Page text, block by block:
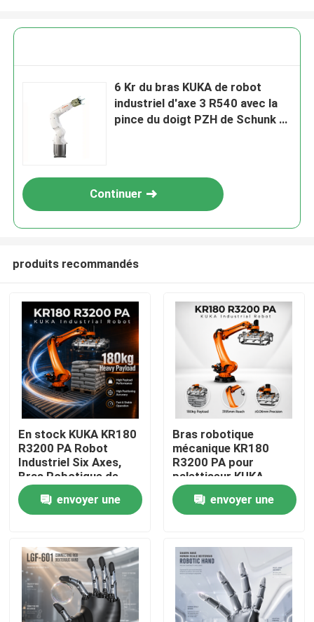
Produits
Vidéos
6 Kr du bras KUKA de robot
industriel d'axe 3 R540 avec la
pince du doigt PZH de Schunk 3
Continuer
produits recommandés
En stock KUKA KR180
R3200 PA Robot
Industriel Six Axes,
Bras Robotique de
Palettisation et
Manutention avec une
Portée de 3195mm
envoyer une
Bras robotique
mécanique KR180
R3200 PA pour
palettiseur KUKA
Robot, portée
maximale de 3195 mm
envoyer une